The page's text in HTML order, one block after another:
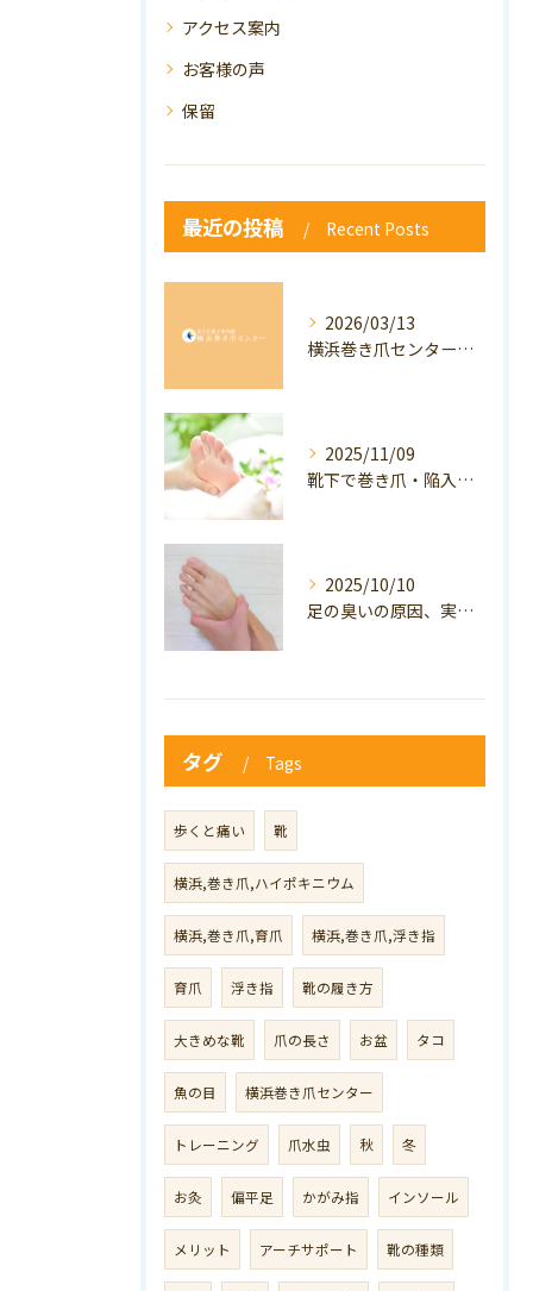
アクセス案内
お客様の声
保留
最近の投稿 Recent Posts
2026/03/13
横浜巻き爪センター：専門家が答える「巻き爪・陥入爪」Q&A
2025/11/09
靴下で巻き爪・陥入爪の予防はできる？おすすめの靴下を紹介！
2025/10/10
足の臭いの原因、実は巻き爪かも？ニオイ対策と予防のポイントも解説！
タグ Tags
歩くと痛い 靴
横浜,巻き爪,ハイポキニウム
横浜,巻き爪,育爪 横浜,巻き爪,浮き指
育爪 浮き指 靴の履き方
大きめな靴 爪の長さ お盆 タコ
魚の目 横浜巻き爪センター
トレーニング 爪水虫 秋 冬
お灸 偏平足 かがみ指 インソール
メリット アーチサポート 靴の種類